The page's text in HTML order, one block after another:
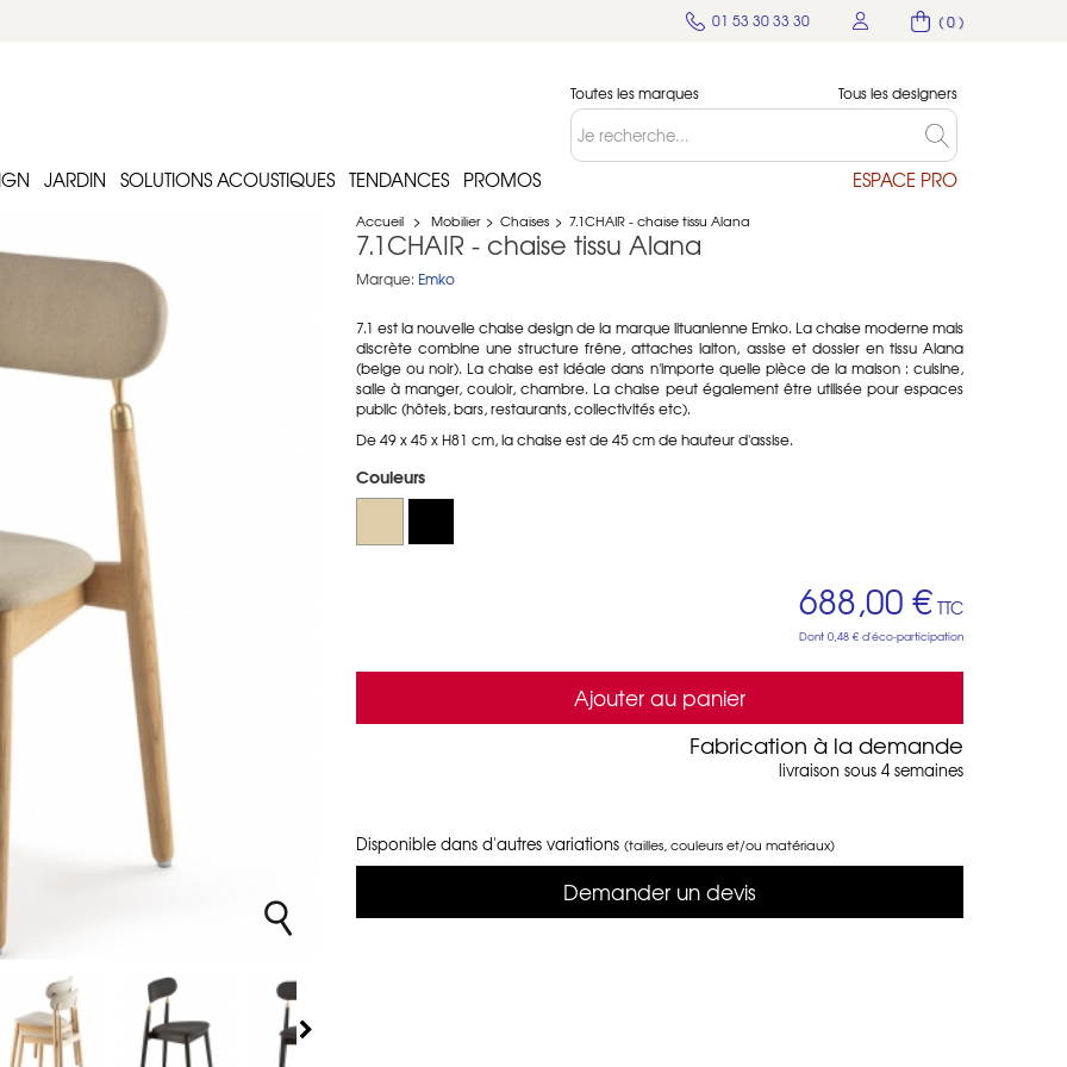
( 0 )
01 53 30 33 30
Toutes les marques Tous les designers
JARDIN SOLUTIONS ACOUSTIQUES TENDANCES PROMOS ESPACE PRO
Accueil > Mobilier > Chaises > 7.1CHAIR - chaise tissu Alana
7.1CHAIR - chaise tissu Alana
Marque: Emko
7.1 est la nouvelle chaise design de la marque lituanienne Emko. La chaise moderne mais
discrète combine une structure frêne, attaches laiton, assise et dossier en tissu Alana
(beige ou noir). La chaise est idéale dans n'importe quelle pièce de la maison : cuisine,
salle à manger, couloir, chambre. La chaise peut également être utilisée pour espaces
public (hôtels, bars, restaurants, collectivités etc).
De 49 x 45 x H81 cm, la chaise est de 45 cm de hauteur d'assise.
Couleurs
688,00 € TTC
Dont 0,48 € d'éco-participation
Ajouter au panier
Fabrication à la demande
livraison sous 4 semaines
Disponible dans d'autres variations (tailles, couleurs et/ou matériaux)
Demander un devis